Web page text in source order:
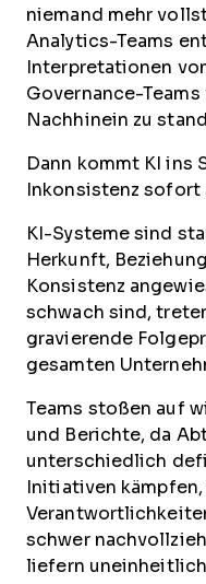
niemand mehr
Analytics-Teams
Interpretationen
Governance-
Nachhinein zu
Dann kommt KI ins
Inkonsistenz sofort
KI-Systeme sind
Herkunft,
Konsistenz
schwach sind,
gravierende
gesamten
Teams stoßen auf
und Berichte, da
unterschiedlich
Initiativen
schwer
liefern